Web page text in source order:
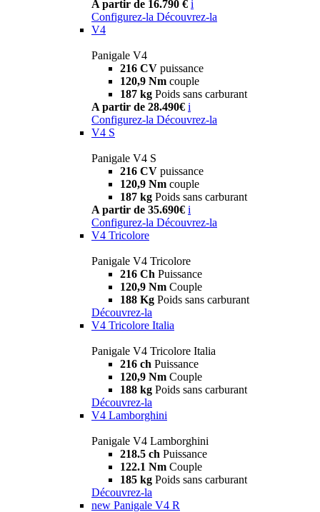
A partir de 16.790 € i
Configurez-la Découvrez-la
V4
Panigale V4
216 CV puissance
120,9 Nm couple
187 kg Poids sans carburant
A partir de 28.490€ i
Configurez-la Découvrez-la
V4 S
Panigale V4 S
216 CV puissance
120,9 Nm couple
187 kg Poids sans carburant
A partir de 35.690€ i
Configurez-la Découvrez-la
V4 Tricolore
Panigale V4 Tricolore
216 Ch Puissance
120,9 Nm Couple
188 Kg Poids sans carburant
Découvrez-la
V4 Tricolore Italia
Panigale V4 Tricolore Italia
216 ch Puissance
120,9 Nm Couple
188 kg Poids sans carburant
Découvrez-la
V4 Lamborghini
Panigale V4 Lamborghini
218.5 ch Puissance
122.1 Nm Couple
185 kg Poids sans carburant
Découvrez-la
new Panigale V4 R